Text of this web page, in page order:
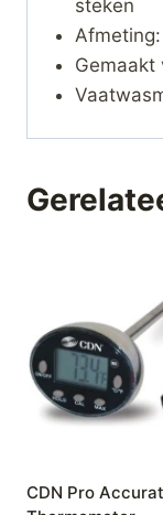
steken
Gemaakt
CDN Pro